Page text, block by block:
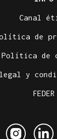
Canal
de
Política de
y
FEDER